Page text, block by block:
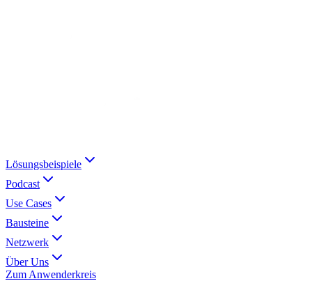
Lösungsbeispiele
Podcast
Use Cases
Bausteine
Netzwerk
Über Uns
Zum Anwenderkreis